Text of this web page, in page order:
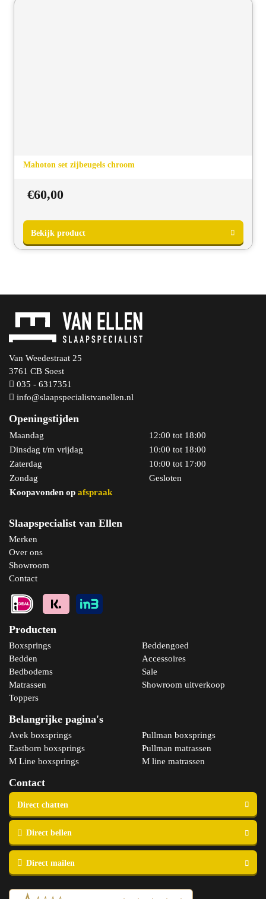
Mahoton set zijbeugels chroom
€60,00
Van Weedestraat 25
3761 CB Soest
035 - 6317351
info@slaapspecialistvanellen.nl
Openingstijden
Maandag
12:00 tot 18:00
Dinsdag t/m vrijdag
10:00 tot 18:00
Zaterdag
10:00 tot 17:00
Zondag
Gesloten
Koopavonden op afspraak
Slaapspecialist van Ellen
Merken
Over ons
Showroom
Contact
Producten
Boxsprings
Bedden
Bedbodems
Matrassen
Toppers
Beddengoed
Accessoires
Sale
Showroom uitverkoop
Belangrijke pagina's
Avek boxsprings
Eastborn boxsprings
M Line boxsprings
Pullman boxsprings
Pullman matrassen
M line matrassen
Contact